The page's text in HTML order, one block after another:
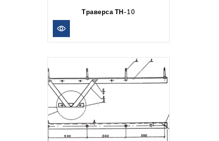
Траверса ТН-10